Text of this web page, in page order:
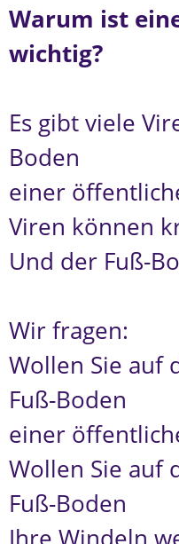
Warum ist
wichtig?
Es gibt viele
Boden
einer
Viren können
Und der Fuß-
Wir fragen:
Wollen Sie auf
Fuß-Boden
einer
Wollen Sie auf
Fuß-Boden
Ihre Windeln